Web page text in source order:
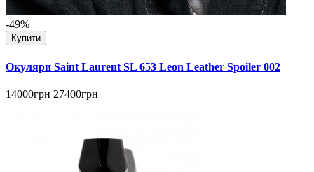
-49%
Купити
Окуляри Saint Laurent SL 653 Leon Leather Spoiler 002
14000грн 27400грн